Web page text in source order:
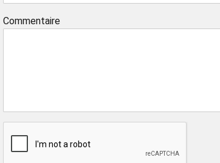
Commentaire